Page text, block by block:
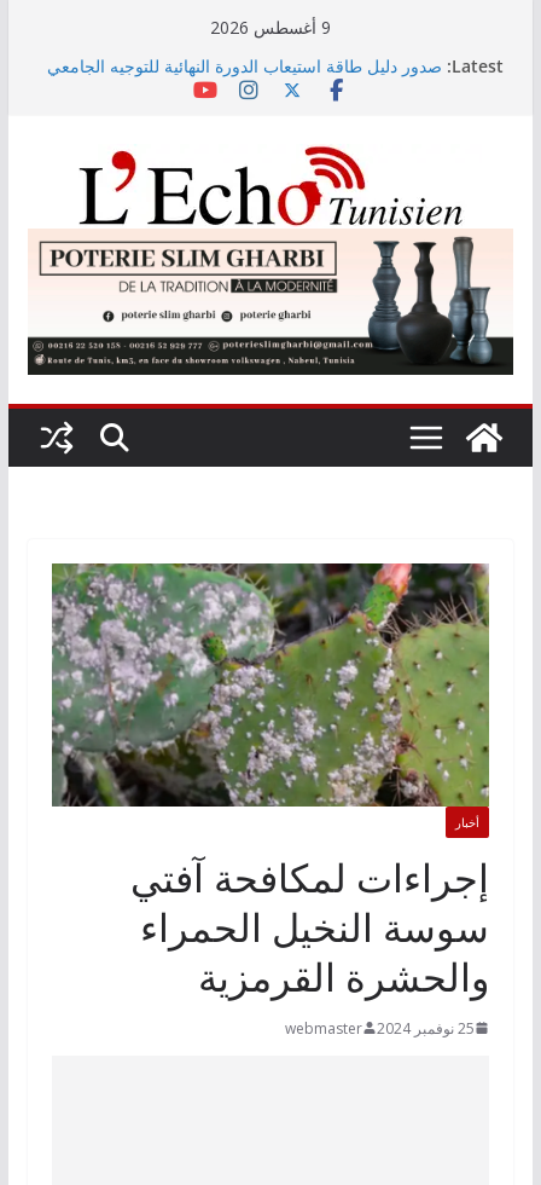
9 أغسطس 2026
Latest: صدور دليل طاقة استيعاب الدورة النهائية للتوجيه الجامعي
وزير التجهيز يتفقد سير أشغال مشروع المدخل الجنوبي
وزارة الأسرة: نسعى لاستكمال دراسة ميدانية حول ظاهرة
تسول الأطفال
مندوب عام حماية الطفولة يحذر
أخبار
إجراءات لمكافحة آفتي
سوسة النخيل الحمراء
والحشرة القرمزية
25 نوفمبر 2024 webmaster